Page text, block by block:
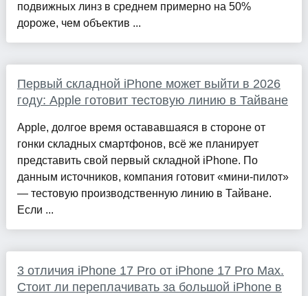
подвижных линз в среднем примерно на 50%
дороже, чем объектив ...
Первый складной iPhone может выйти в 2026
году: Apple готовит тестовую линию в Тайване
Apple, долгое время остававшаяся в стороне от
гонки складных смартфонов, всё же планирует
представить свой первый складной iPhone. По
данным источников, компания готовит «мини-пилот»
— тестовую производственную линию в Тайване.
Если ...
3 отличия iPhone 17 Pro от iPhone 17 Pro Max.
Стоит ли переплачивать за большой iPhone в